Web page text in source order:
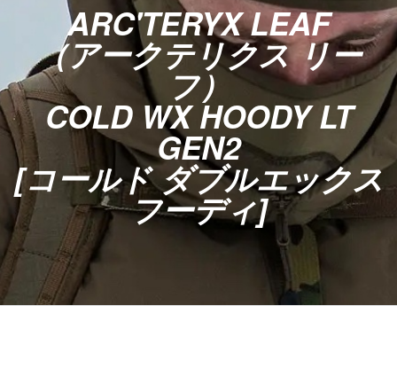
ARC'TERYX LEAF
（アークテリクス リー
フ）
COLD WX HOODY LT
GEN2
[コールド ダブルエックス
フーディ]